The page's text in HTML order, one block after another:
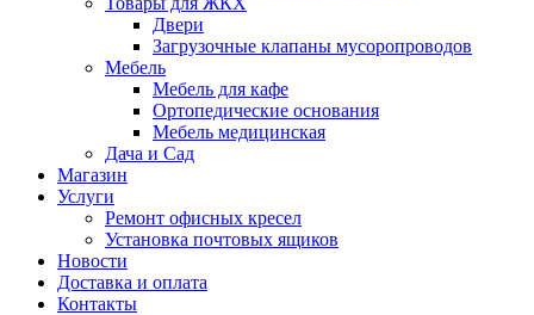
Двери
Загрузочные клапаны мусоропроводов
Мебель
Мебель для кафе
Ортопедические основания
Мебель медицинская
Дача и Сад
Магазин
Услуги
Ремонт офисных кресел
Установка почтовых ящиков
Новости
Доставка и оплата
Контакты